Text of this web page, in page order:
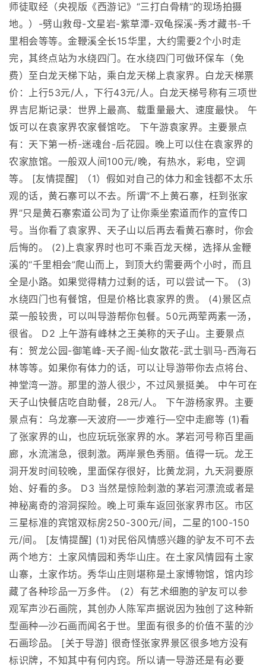
师徒取经（央视版《西游记》“三打白骨精”的现场拍摄
地。）-劈山救母-文星岩-紫草潭-双龟探溪-秀才藏书-千
里相会等等。金鞭溪全长15华里，大约需要2个小时走
完，其终点站为水绕四门。在水绕四门可做环保车（免
费）至白龙天梯下站，乘白龙天梯上袁家界。白龙天梯票
价：上行53元/人，下行43元/人。白龙天梯号称有三项世
界吉尼斯记录：世界上最高、载重量最大、速度最快。 午
饭可以在袁家界农家餐馆吃。 下午游袁家界。主要景点
有：天下第一桥-迷魂台-后花园。晚上可以住在袁家界的
农家旅馆。一般双人间100元/晚，有热水，彩电，空调
等。 [友情提醒] （1）假如对自己的体力和金钱都不太乐
观的话，黄石寨可以不去。所谓“不上黄石寨，枉到张家
界”只是黄石寨索道公司为了让你乘坐索道而作的宣传口
号。当你看了袁家界、天子山以后再去看黄石寨时，你会
后悔的。 (2)上袁家界时也可不乘百龙天梯，选择从金鞭
溪的“千里相会”爬山而上，到顶大约需要两个小时，而且
全是小路。如果觉得精力过剩的话，可以尝试一下。 (3)
水绕四门也有餐馆，但是价格比袁家界的贵。 (4)景区点
菜一般较贵，可以叫导游帮你包餐。50元两荤两素一汤，
很省。 D2 上午游有峰林之王美称的天子山。主要景点
有：贺龙公园-御笔峰-天子阁-仙女散花-武士驯马-西海石
林等等。如果你有体力的话，可以让导游带你去点将台、
神堂湾一游。那里的游人很少，不过风景挺美。 中午可在
天子山快餐店吃自助餐，28元/人。 下午游杨家界。主要
景点有：乌龙寨—天波府—一步难行—空中走廊等 (1)看
了张家界的山，也应玩玩张家界的水。茅岩河号称百里画
廊，水流湍急，很刺激。两岸景色秀丽。值得一玩。龙王
洞开发时间较晚，里面保存很好，比黄龙洞，九天洞要原
始、好看的多。 D3 当然是惊险刺激的茅岩河漂流或者是
神秘离奇的溶洞探险。晚上可乘车返回张家界市区。市区
三星标准的宾馆双标房250-300元/间，二星的100-150
元/间。 [友情提醒] (1)对民俗风情感兴趣的驴友不可不去
两个地方：土家风情园和秀华山庄。在土家风情园有土家
山寨，土家作坊。秀华山庄则堪称是土家博物馆，馆内珍
藏了各种珍品一万多件。 (2）有艺术细胞的驴友可以参
观军声沙石画院，其创办人陈军声据说因为独创了这种新
型画种—沙石画而闻名于世。里面有很多的价值不蜚的沙
石画珍品。 [关于导游] 很奇怪张家界景区很多地方没有
标识牌，不知其中有何内窍。所以请一导游还是有必要